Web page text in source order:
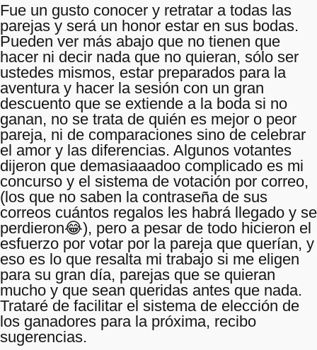
Fue un gusto conocer y retratar a todas las
parejas y será un honor estar en sus bodas.
Pueden ver más abajo que no tienen que
hacer ni decir nada que no quieran, sólo ser
ustedes mismos, estar preparados para la
aventura y hacer la sesión con un gran
descuento que se extiende a la boda si no
ganan, no se trata de quién es mejor o peor
pareja, ni de comparaciones sino de celebrar
el amor y las diferencias. Algunos votantes
dijeron que demasiaaadoo complicado es mi
concurso y el sistema de votación por correo,
(los que no saben la contraseña de sus
correos cuántos regalos les habrá llegado y se
perdieron😂), pero a pesar de todo hicieron el
esfuerzo por votar por la pareja que querían, y
eso es lo que resalta mi trabajo si me eligen
para su gran día, parejas que se quieran
mucho y que sean queridas antes que nada.
Trataré de facilitar el sistema de elección de
los ganadores para la próxima, recibo
sugerencias.